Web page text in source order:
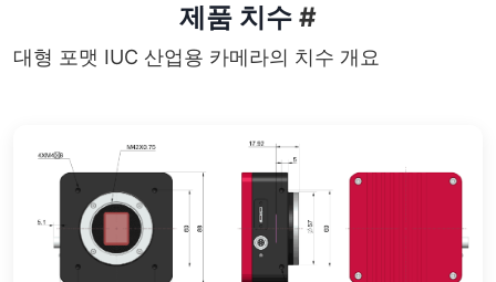
제품 치수 #
대형 포맷 IUC 산업용 카메라의 치수 개요